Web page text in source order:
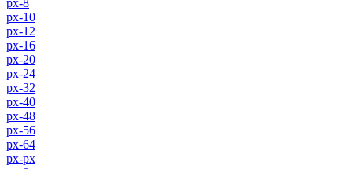
px-10
px-12
px-16
px-20
px-24
px-32
px-40
px-48
px-56
px-64
px-px